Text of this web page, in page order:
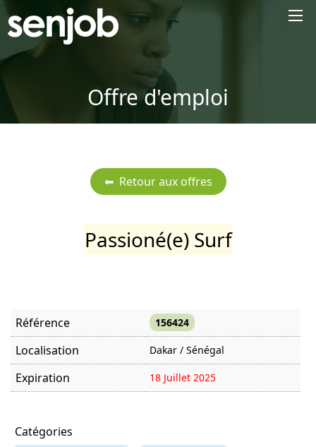
Offre d'emploi
Passioné(e) Surf
Référence 156424
Localisation Dakar / Sénégal
Expiration 18 Juillet 2025
Catégories